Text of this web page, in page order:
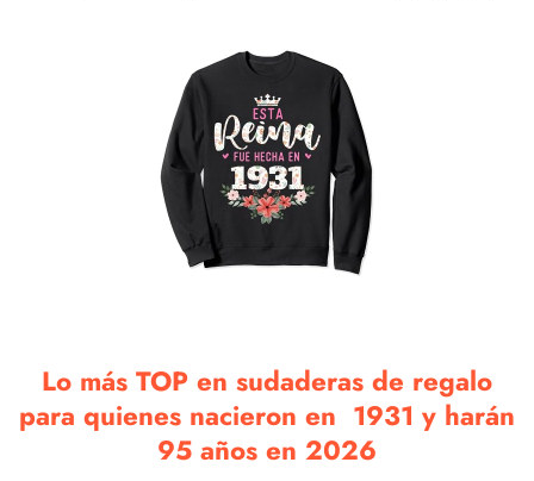
Lo más TOP en sudaderas de regalo
para quienes nacieron en 1931 y harán
95 años en 2026